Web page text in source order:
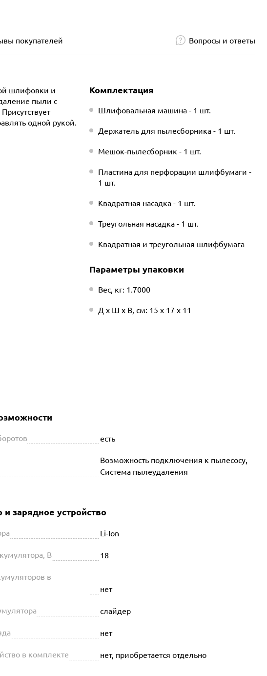
покупателей Вопросы и ответы
шлифовки и
пыли с
одной рукой.
Комплектация
Шлифовальная машина - 1 шт.
Держатель для пылесборника - 1 шт.
Мешок-пылесборник - 1 шт.
Пластина для перфорации шлифбумаги -
1 шт.
Квадратная насадка - 1 шт.
Треугольная насадка - 1 шт.
Квадратная и треугольная шлифбумага
Параметры упаковки
Вес, кг: 1.7000
Д х Ш х В, см: 15 х 17 х 11
есть
Возможность подключения к пылесосу,
Система пылеудаления
зарядное устройство
Li-Ion
В 18
в
нет
слайдер
нет
в комплекте нет, приобретается отдельно